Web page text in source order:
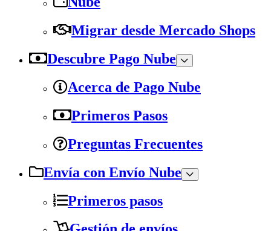
Migrar desde Mercado Shops
Descubre Pago Nube
Acerca de Pago Nube
Primeros Pasos
Preguntas Frecuentes
Envía con Envío Nube
Primeros pasos